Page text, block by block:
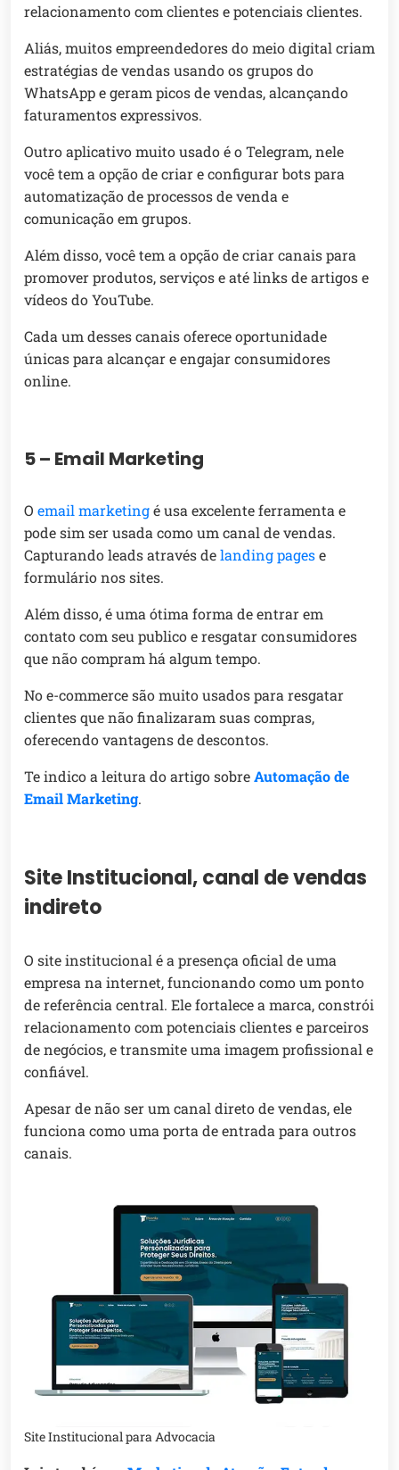
relacionamento com clientes e potenciais clientes.
Aliás, muitos empreendedores do meio digital criam
estratégias de vendas usando os grupos do
WhatsApp e geram picos de vendas, alcançando
faturamentos expressivos.
Outro aplicativo muito usado é o Telegram, nele
você tem a opção de criar e configurar bots para
automatização de processos de venda e
comunicação em grupos.
Além disso, você tem a opção de criar canais para
promover produtos, serviços e até links de artigos e
vídeos do YouTube.
Cada um desses canais oferece oportunidade
únicas para alcançar e engajar consumidores
online.
5 – Email Marketing
O email marketingé usa excelente ferramenta e
pode sim ser usada como um canal de vendas.
Capturando leads através delanding pagese
formulário nos sites.
Além disso, é uma ótima forma de entrar em
contato com seu publico e resgatar consumidores
que não compram há algum tempo.
No e-commerce são muito usados para resgatar
clientes que não finalizaram suas compras,
oferecendo vantagens de descontos.
Te indico a leitura do artigo sobreAutomação de
Email Marketing.
Site Institucional, canal de vendas
indireto
O site institucional é a presença oficial de uma
empresa na internet, funcionando como um ponto
de referência central. Ele fortalece a marca, constrói
relacionamento com potenciais clientes e parceiros
de negócios, e transmite uma imagem profissional e
confiável.
Apesar de não ser um canal direto de vendas, ele
funciona como uma porta de entrada para outros
canais.
Site Institucional para Advocacia